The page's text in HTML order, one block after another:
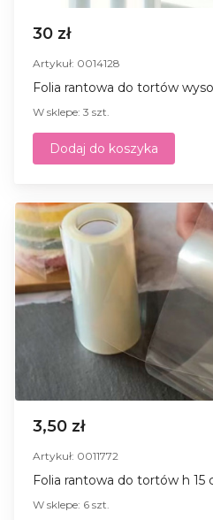
30 zł
Artykuł: 0014128
Folia rantowa do tortów
W sklepe: 3 szt.
Dodaj do koszyka
3,50 zł
Artykuł: 0011772
Folia rantowa do tortów h 15
W sklepe: 6 szt.